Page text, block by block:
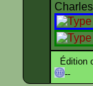
Édition
--